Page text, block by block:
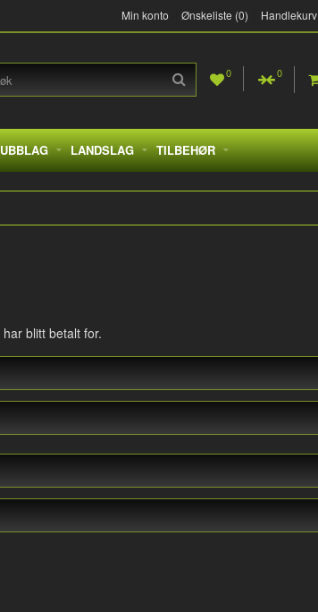
Min konto Ønskeliste (0) Handlekurv
0 0
LANDSLAG TILBEHØR
blitt betalt for.